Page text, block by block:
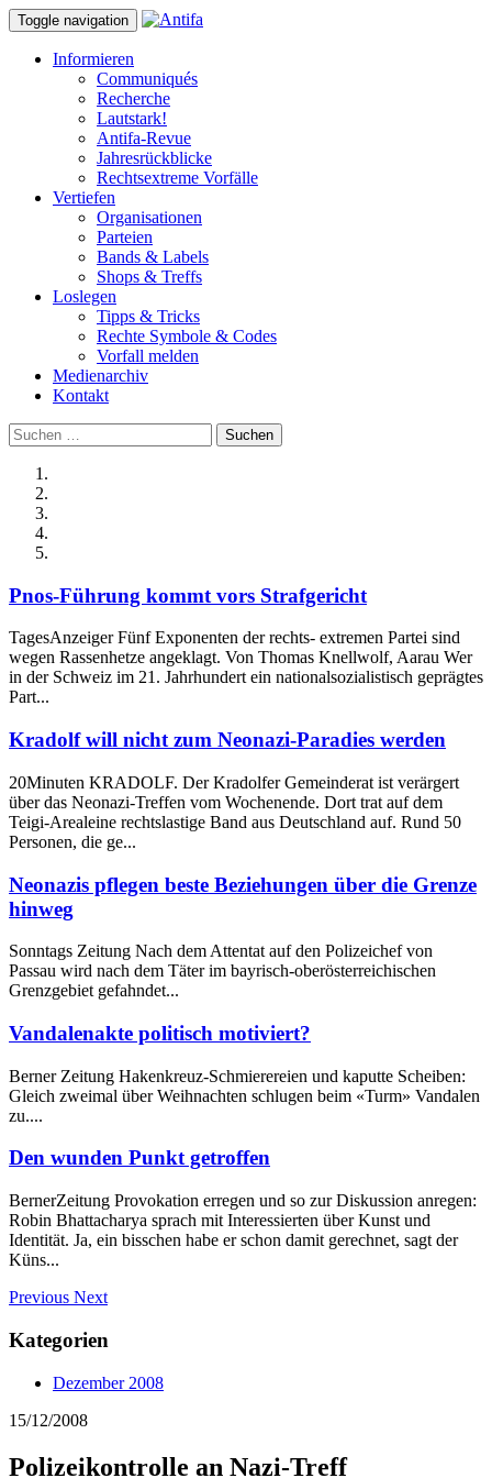
Toggle navigation
Informieren
Communiqués
Recherche
Lautstark!
Antifa-Revue
Jahresrückblicke
Rechtsextreme Vorfälle
Vertiefen
Organisationen
Parteien
Bands & Labels
Shops & Treffs
Loslegen
Tipps & Tricks
Rechte Symbole & Codes
Vorfall melden
Medienarchiv
Kontakt
Suchen
nach:
Pnos-Führung kommt vors Strafgericht
TagesAnzeiger Fünf Exponenten der rechts- extremen Partei sind
wegen Rassenhetze angeklagt. Von Thomas Knellwolf, Aarau Wer
in der Schweiz im 21. Jahrhundert ein nationalsozialistisch geprägtes
Part...
Kradolf will nicht zum Neonazi-Paradies werden
20Minuten KRADOLF. Der Kradolfer Gemeinderat ist verärgert
über das Neonazi-Treffen vom Wochenende. Dort trat auf dem
Teigi-Arealeine rechtslastige Band aus Deutschland auf. Rund 50
Personen, die ge...
Neonazis pflegen beste Beziehungen über die Grenze
hinweg
Sonntags Zeitung Nach dem Attentat auf den Polizeichef von
Passau wird nach dem Täter im bayrisch-oberösterreichischen
Grenzgebiet gefahndet...
Vandalenakte politisch motiviert?
Berner Zeitung Hakenkreuz-Schmierereien und kaputte Scheiben:
Gleich zweimal über Weihnachten schlugen beim «Turm» Vandalen
zu....
Den wunden Punkt getroffen
BernerZeitung Provokation erregen und so zur Diskussion anregen:
Robin Bhattacharya sprach mit Interessierten über Kunst und
Identität. Ja, ein bisschen habe er schon damit gerechnet, sagt der
Küns...
Previous Next
Kategorien
Dezember 2008
15/12/2008
Polizeikontrolle an Nazi-Treff